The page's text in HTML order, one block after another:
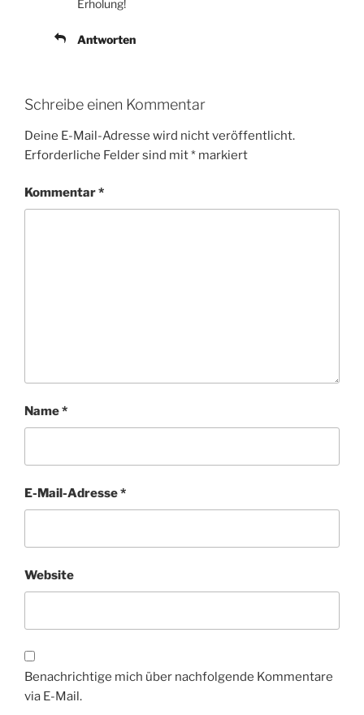
Erholung!
Antworten
Schreibe einen Kommentar
Deine E-Mail-Adresse wird nicht veröffentlicht.
Erforderliche Felder sind mit* markiert
Kommentar*
Name*
E-Mail-Adresse*
Website
Benachrichtige mich über nachfolgende Kommentare
via E-Mail.